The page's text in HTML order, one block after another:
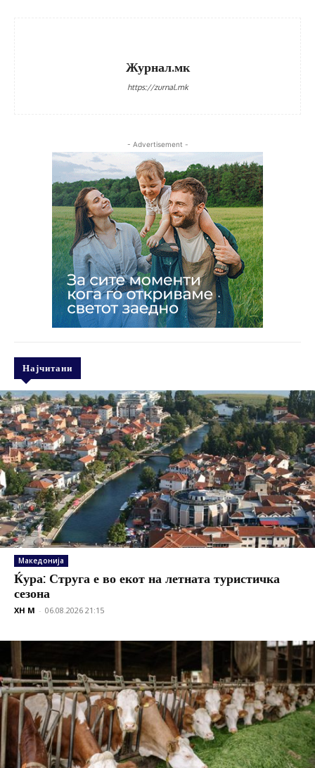
Журнал.мк
https://zurnal.mk
- Advertisement -
Најчитани
Македонија
Ќура: Струга е во екот на летната туристичка
сезона
XH M - 06.08.2026 21:15